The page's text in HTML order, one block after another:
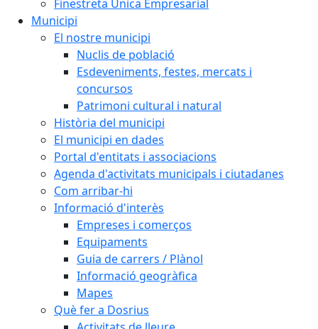
Finestreta Única Empresarial
Municipi
El nostre municipi
Nuclis de població
Esdeveniments, festes, mercats i
concursos
Patrimoni cultural i natural
Història del municipi
El municipi en dades
Portal d'entitats i associacions
Agenda d'activitats municipals i ciutadanes
Com arribar-hi
Informació d'interès
Empreses i comerços
Equipaments
Guia de carrers / Plànol
Informació geogràfica
Mapes
Què fer a Dosrius